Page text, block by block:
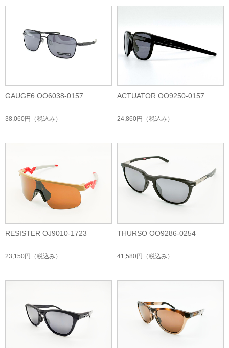
GAUGE6 OO6038-0157
38,060円 （税込み）
ACTUATOR OO9250-0157
24,860円 （税込み）
RESISTER OJ9010-1723
23,150円 （税込み）
THURSO OO9286-0254
41,580円 （税込み）